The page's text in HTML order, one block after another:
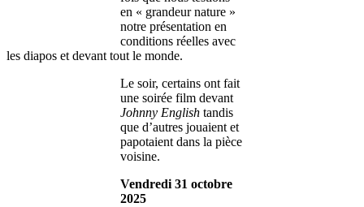
en « grandeur nature »
notre présentation en
conditions réelles avec
les diapos et devant tout le monde.
Le soir, certains ont fait
une soirée film devant
Johnny Englishtandis
que d’autres jouaient et
papotaient dans la pièce
voisine.
Vendredi 31 octobre
2025